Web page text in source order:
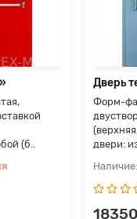
(б..
Дверь
Форм-
двери: